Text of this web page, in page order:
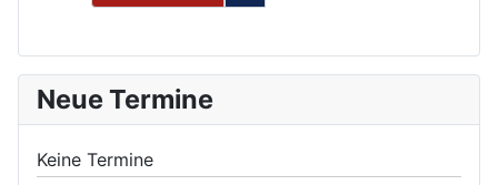
Neue Termine
Keine Termine